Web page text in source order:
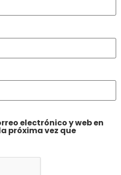
electrónico y web en
próxima vez que